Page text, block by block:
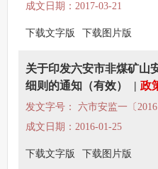
成文日期：2017-03-21
下载文字版 下载图片版
关于印发六安市非煤矿山
细则的通知（有效）
| 政
发文字号： 六市安监一〔
成文日期：2016-01-25
下载文字版 下载图片版